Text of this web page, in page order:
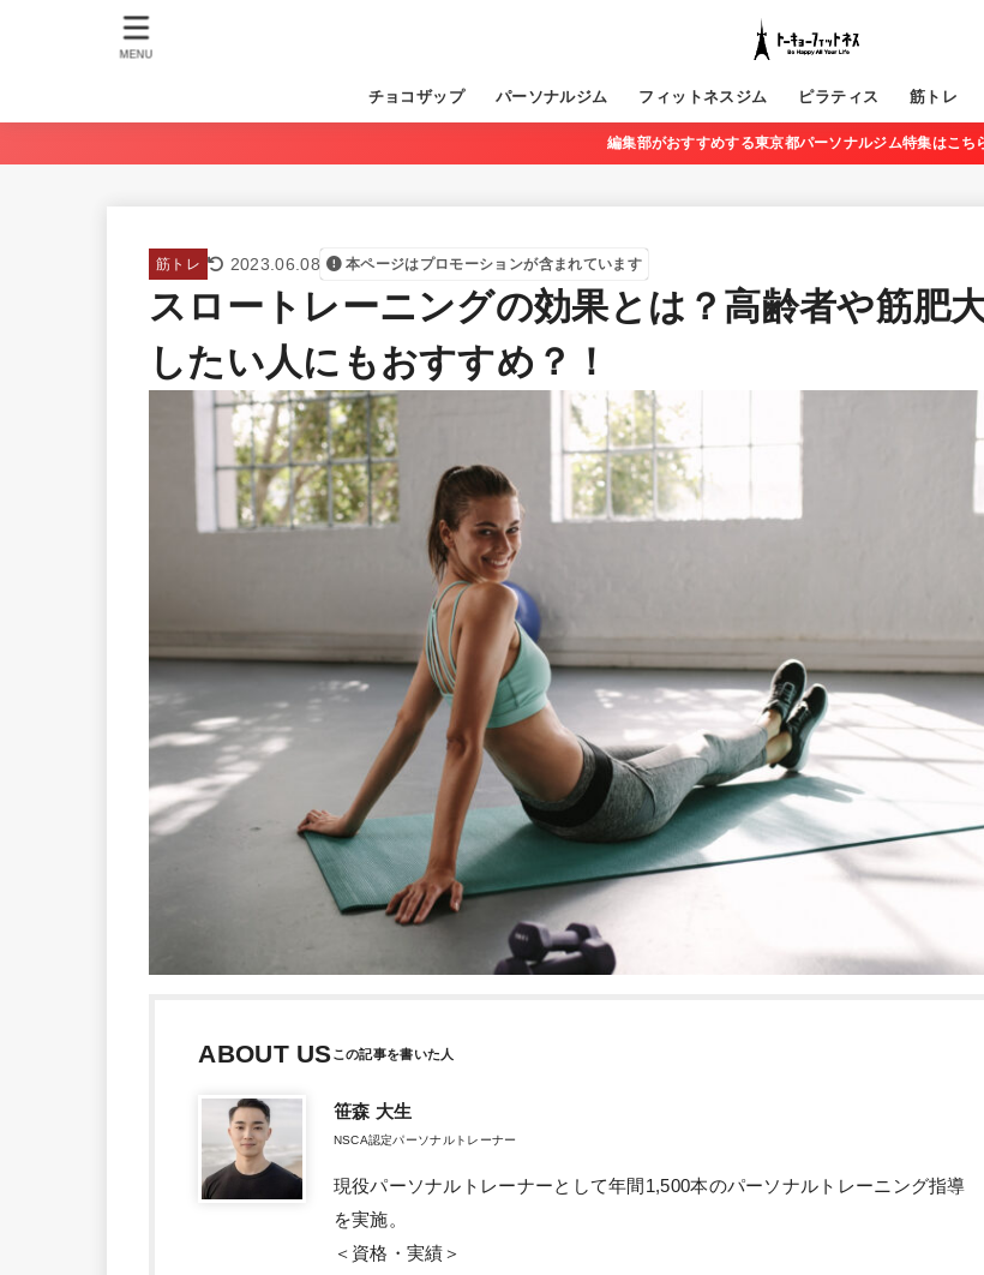
チョコザップ パーソナルジム フィットネスジム ピラティス 筋トレ
MENU
編集部がおすすめする東京都パーソナルジム特集はこち
筋トレ 2023.06.08 本ページはプロモーションが含まれています
スロートレーニングの効果とは？高齢者や筋肥
したい人にもおすすめ？！
ABOUT US
笹森 大生
NSCA認定パーソナルトレーナー
現役パーソナルトレーナーとして年間1,500本のパーソナルトレーニング指導
を実施。
＜資格・実績＞